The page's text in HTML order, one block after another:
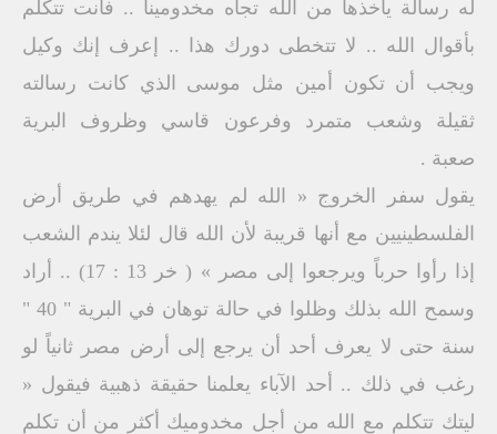
له رسالة يأخذها من الله تجاه مخدومينا .. فأنت تتكلم
بأقوال الله .. لا تتخطى دورك هذا .. إعرف إنك وكيل
ويجب أن تكون أمين مثل موسى الذي كانت رسالته
ثقيلة وشعب متمرد وفرعون قاسي وظروف البرية
صعبة .
يقول سفر الخروج « الله لم يهدهم في طريق أرض
الفلسطينيين مع أنها قريبة لأن الله قال لئلا يندم الشعب
إذا رأوا حرباً ويرجعوا إلى مصر » ( خر 13 : 17) .. أراد
وسمح الله بذلك وظلوا في حالة توهان في البرية " 40 "
سنة حتى لا يعرف أحد أن يرجع إلى أرض مصر ثانياً لو
رغب في ذلك .. أحد الآباء يعلمنا حقيقة ذهبية فيقول «
ليتك تتكلم مع الله من أجل مخدوميك أكثر من أن تكلم